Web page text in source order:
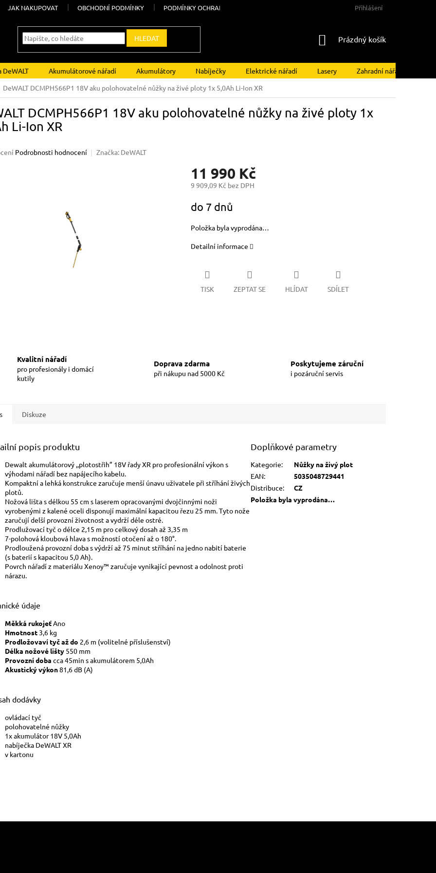
JAK NAKUPOVAT OBCHODNÍ PODMÍNKY PODMÍNKY OCHRANY OSOBNÍCH ÚDAJŮ Přihlášení
HLEDAT
NÁKUPNÍ
Prázdný košík
DeWALT Akumulátorové nářadí Akumulátory Nabíječky Elektrické nářadí Lasery Zahradní nářadí
DeWALT DCMPH566P1 18V aku polohovatelné nůžky na živé ploty 1x 5,0Ah Li-Ion XR
DCMPH566P1 18V aku polohovatelné nůžky na živé ploty 1x
Li-Ion XR
Podrobnosti hodnocení Značka: DeWALT
11 990 Kč
9 909,09 Kč bez DPH
cena:
do 7 dnů
Položka byla vyprodána…
Detailní informace
TISK ZEPTAT SE HLÍDAT SDÍLET
Kvalitní nářadí
pro profesionály i domácí
kutily
Doprava zdarma
při nákupu nad 5000 Kč
Poskytujeme záruční
i pozáruční servis
Diskuze
popis produktu
Dewalt akumulátorový ,,plotostřih” 18V řady XR pro profesionální výkon s
výhodami nářadí bez napájecího kabelu.
Kompaktní a lehká konstrukce zaručuje menší únavu uživatele při stříhání živých
plotů.
Nožová lišta s délkou 55 cm s laserem opracovanými dvojčinnými noži
vyrobenými z kalené oceli disponují maximální kapacitou řezu 25 mm. Tyto nože
zaručují delší provozní životnost a vydrží déle ostré.
Prodlužovací tyč o délce 2,15 m pro celkový dosah až 3,35 m
7-polohová kloubová hlava s možností otočení až o 180°.
Prodloužená provozní doba s výdrží až 75 minut stříhání na jedno nabití baterie
(s baterií s kapacitou 5,0 Ah).
Povrch nářadí z materiálu Xenoy™ zaručuje vynikající pevnost a odolnost proti
nárazu.
údaje
Měkká rukojeť Ano
Hmotnost 3,6 kg
Prodložovaví tyč až do 2,6 m (volitelné příslušenství)
Délka nožové lišty 550 mm
Provozní doba cca 45min s akumulátorem 5,0Ah
Akustický výkon81,6 dB (A)
dodávky
ovládací tyč
polohovatelné nůžky
1x akumulátor 18V 5,0Ah
nabíječka DeWALT XR
v kartonu
Doplňkové parametry
Kategorie:
Nůžky na živý plot
EAN:
5035048729441
Distribuce:
CZ
Položka byla vyprodána…